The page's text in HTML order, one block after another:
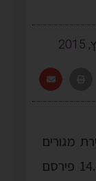
מגורים
ביום 14.4.14 פירסם